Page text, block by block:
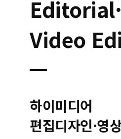
Editorial·
Video
하이미디어
편집디자인·영